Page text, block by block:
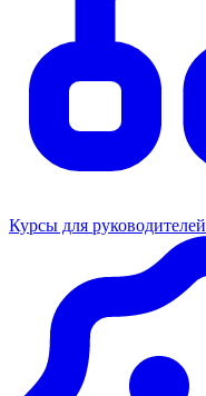
Курсы для руководителей